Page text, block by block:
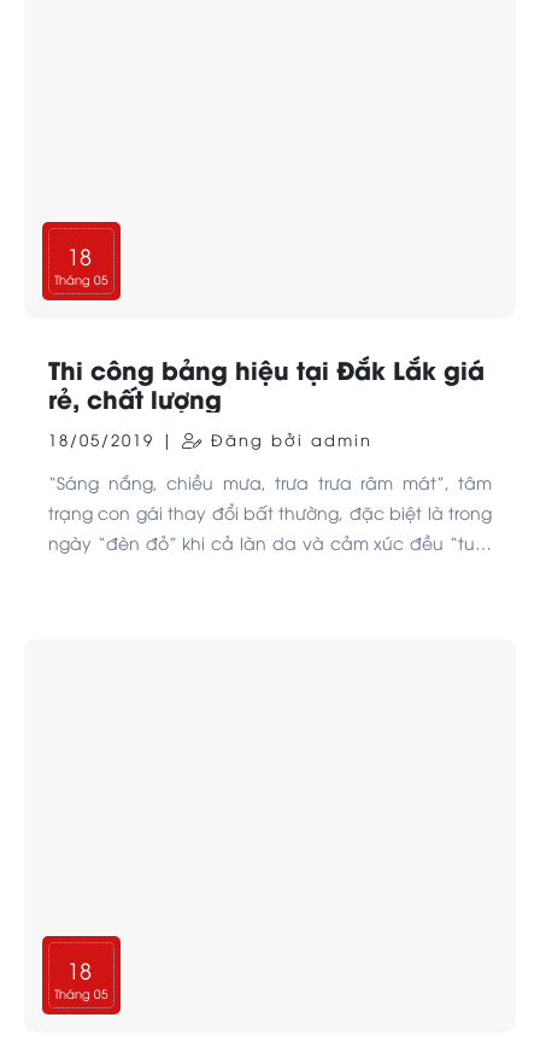
18
Tháng 05
Thi công bảng hiệu tại Đắk Lắk giá
rẻ, chất lượng
18/05/2019 | Đăng bởi admin
“Sáng nắng, chiều mưa, trưa trưa râm mát”, tâm
trạng con gái thay đổi bất thường, đặc biệt là trong
ngày “đèn đỏ” khi cả làn da và cảm xúc đều “tuột
18
Tháng 05